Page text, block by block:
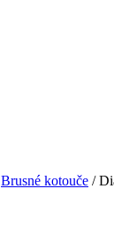
Brusné kotouče /